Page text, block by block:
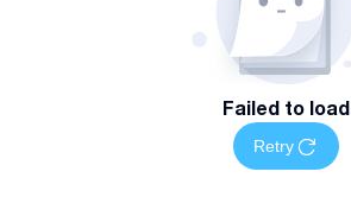
Failed to load
Retry